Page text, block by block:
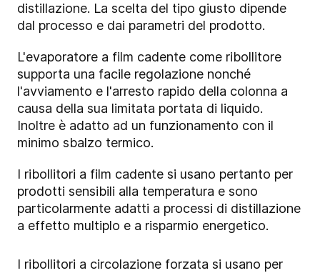
distillazione. La scelta del tipo giusto dipende
dal processo e dai parametri del prodotto.
L'evaporatore a film cadente come ribollitore
supporta una facile regolazione nonché
l'avviamento e l'arresto rapido della colonna a
causa della sua limitata portata di liquido.
Inoltre è adatto ad un funzionamento con il
minimo sbalzo termico.
I ribollitori a film cadente si usano pertanto per
prodotti sensibili alla temperatura e sono
particolarmente adatti a processi di distillazione
a effetto multiplo e a risparmio energetico.
I ribollitori a circolazione forzata si usano per